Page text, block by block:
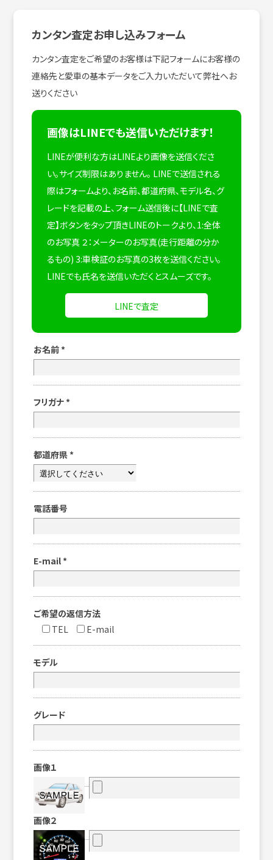
カンタン査定お申し込みフォーム
カンタン査定をご希望のお客様は下記フォームにお客様の
連絡先と愛車の基本データをご入力いただいて弊社へお
送りください
画像はLINEでも送信いただけます！
LINEが便利な方はLINEより画像を送信くださ
い。サイズ制限はありません。 LINEで送信される
際はフォームより、お名前、都道府県、モデル名、グ
レードを記載の上、フォーム送信後に【LINEで査
定】ボタンをタップ頂きLINEのトークより、1:全体
のお写真 ２：メーターのお写真(走行距離の分か
るもの) 3:車検証のお写真の3枚を送信ください。
LINEでも氏名を送信いただくとスムーズです。
LINEで査定
お名前 *
フリガナ *
都道府県 *
電話番号
E-mail *
ご希望の返信方法
TEL
E-mail
モデル
グレード
画像１
画像２